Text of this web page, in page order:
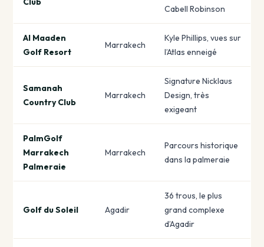
Cabell Robinson
Al Maaden
Golf Resort
Marrakech
Kyle Phillips, vues sur
l’Atlas enneigé
Samanah
Country Club
Marrakech
Signature Nicklaus
Design, très
exigeant
PalmGolf
Marrakech
Palmeraie
Marrakech
Parcours historique
dans la palmeraie
Golf du Soleil Agadir
36 trous, le plus
grand complexe
d’Agadir